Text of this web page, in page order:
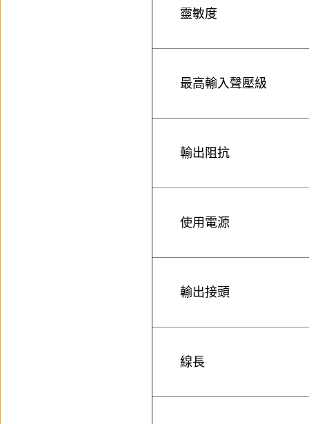
靈敏度
最高輸入聲壓級
輸出阻抗
使用電源
輸出接頭
線長